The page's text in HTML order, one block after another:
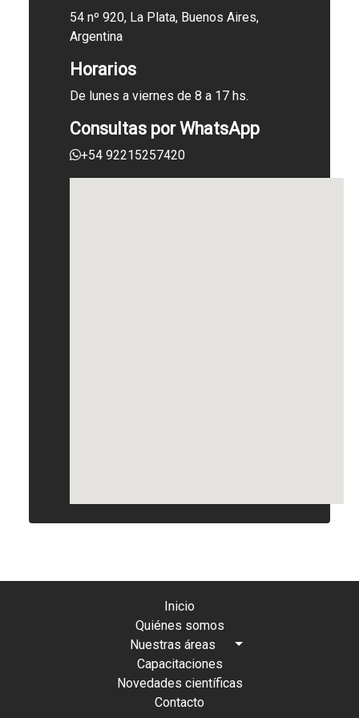
54 nº 920, La Plata, Buenos Aires,
Argentina
Horarios
De lunes a viernes de 8 a 17 hs.
Consultas por WhatsApp
+54 92215257420
Inicio
Quiénes somos
Nuestras áreas
Capacitaciones
Novedades científicas
Contacto